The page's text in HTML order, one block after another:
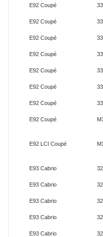
E92 Coupé
E92 Coupé
E92 Coupé
E92 Coupé
E92 Coupé
E92 Coupé
E92 Coupé
E92 Coupé
E92 LCI Coupé
E93 Cabrio
E93 Cabrio
E93 Cabrio
E93 Cabrio
E93 Cabrio